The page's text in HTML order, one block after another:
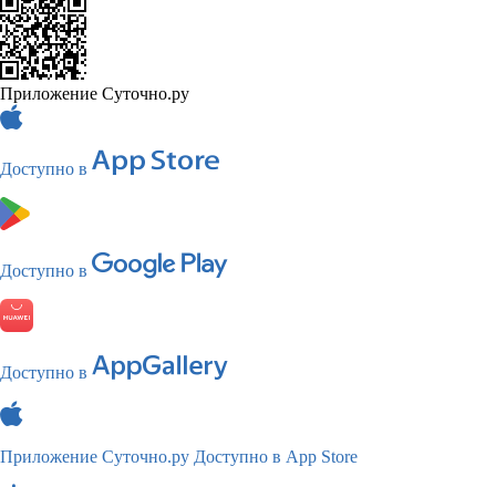
Приложение Суточно.ру
Доступно в
Доступно в
Доступно в
Приложение Суточно.ру Доступно в App Store